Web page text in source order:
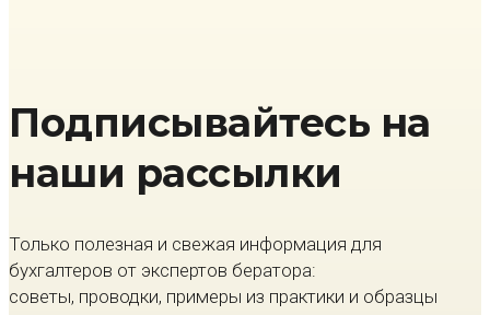
Подписывайтесь на
наши рассылки
Только полезная и свежая информация для
бухгалтеров от экспертов бератора:
советы, проводки, примеры из практики и образцы